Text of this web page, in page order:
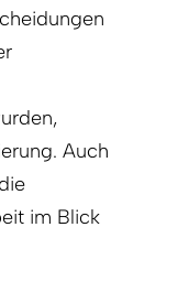
Auch
im Blick